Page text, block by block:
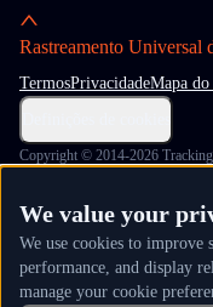
Rastreamento Universal
TermosPrivacidadeMapa
Copyright © 2014-2026
We value your
We use cookies to improve
performance, and display
manage your cookie